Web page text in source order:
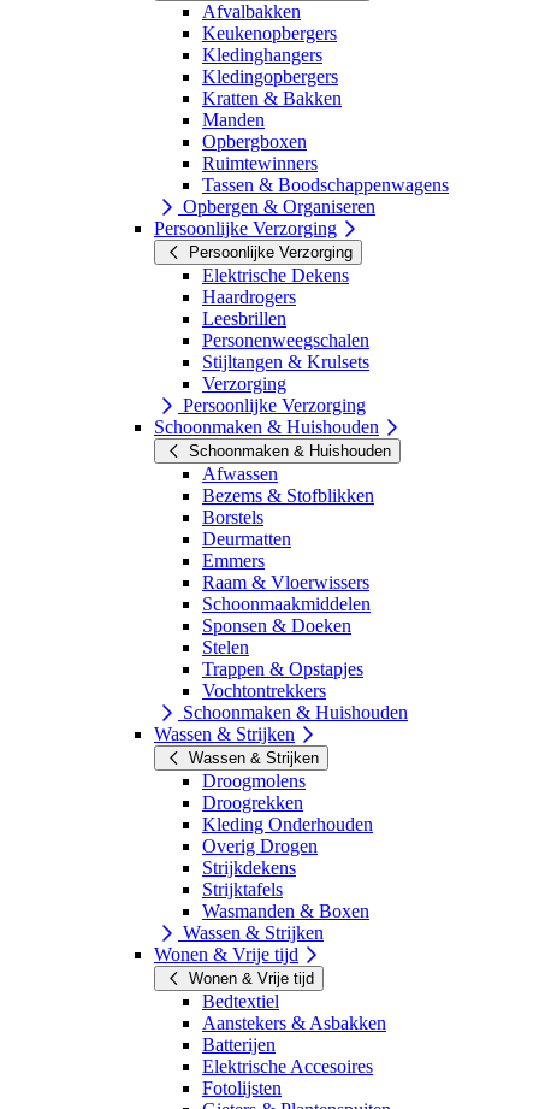
Afvalbakken
Keukenopbergers
Kledinghangers
Kledingopbergers
Kratten & Bakken
Manden
Opbergboxen
Ruimtewinners
Tassen & Boodschappenwagens
Opbergen & Organiseren
Persoonlijke Verzorging
Persoonlijke Verzorging
Elektrische Dekens
Haardrogers
Leesbrillen
Personenweegschalen
Stijltangen & Krulsets
Verzorging
Persoonlijke Verzorging
Schoonmaken & Huishouden
Schoonmaken & Huishouden
Afwassen
Bezems & Stofblikken
Borstels
Deurmatten
Emmers
Raam & Vloerwissers
Schoonmaakmiddelen
Sponsen & Doeken
Stelen
Trappen & Opstapjes
Vochtontrekkers
Schoonmaken & Huishouden
Wassen & Strijken
Wassen & Strijken
Droogmolens
Droogrekken
Kleding Onderhouden
Overig Drogen
Strijkdekens
Strijktafels
Wasmanden & Boxen
Wassen & Strijken
Wonen & Vrije tijd
Wonen & Vrije tijd
Bedtextiel
Aanstekers & Asbakken
Batterijen
Elektrische Accesoires
Fotolijsten